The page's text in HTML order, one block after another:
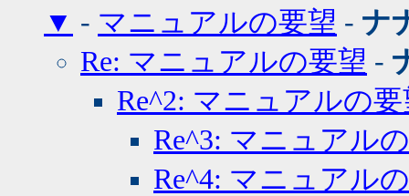
▼ - マニュアルの要望 - ナ
Re: マニュアルの要望 -
Re^2: マニュアルの
Re^3: マニュアル
Re^4: マニュアル